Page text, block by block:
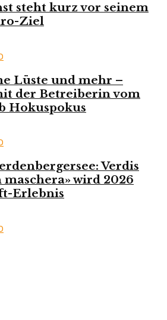
steht kurz vor seinem
Ziel
Lüste und mehr –
der Betreiberin vom
Hokuspokus
Verdis
maschera» wird 2026
Erlebnis